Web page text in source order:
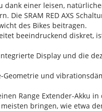
dank einer leisen,
Die SRAM RED AXS
des Bikes beitragen.
beeindruckend
Display und die
und
Range Extender-Akku
bringen, wie etwa